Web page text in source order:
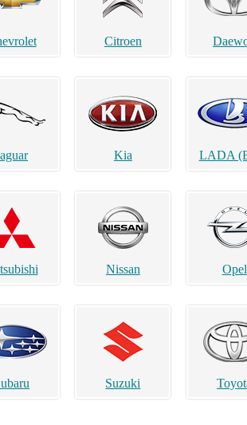
Citroen
Kia LADA
Nissan Opel
Suzuki